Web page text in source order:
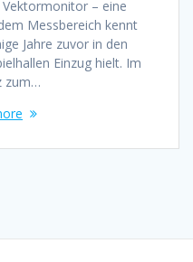
– eine
Messbereich kennt
Jahre zuvor in den
Einzug hielt. Im
zum…